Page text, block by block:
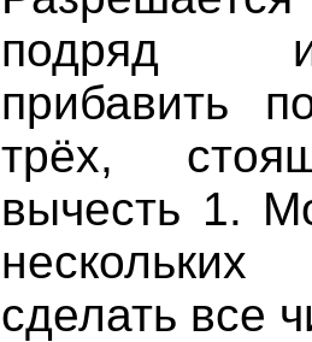
подряд
прибавить
трёх,
вычесть 1.
сделать все